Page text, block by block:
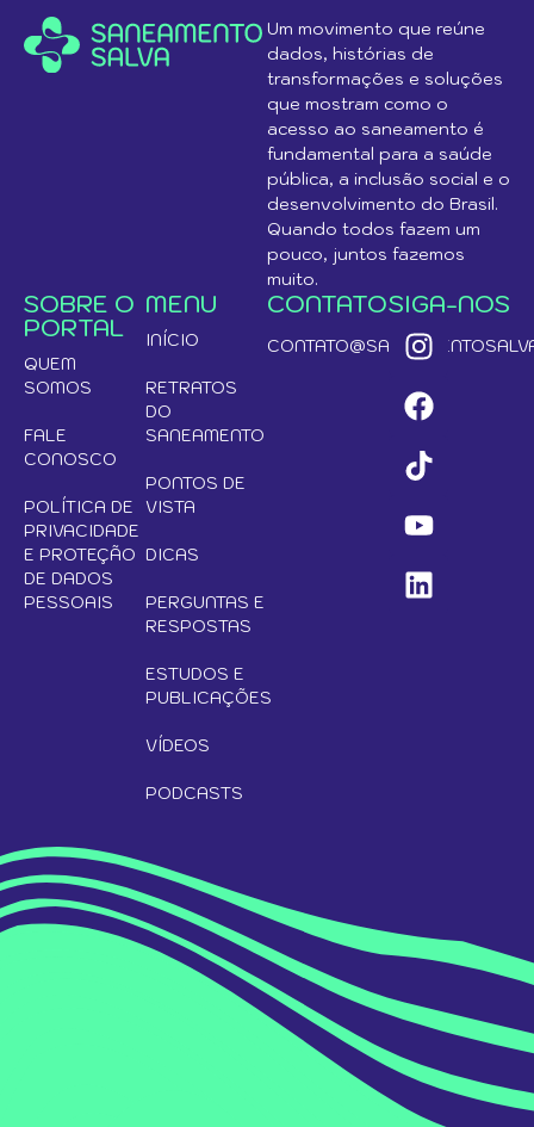
Um movimento que reúne
dados, histórias de
transformações e soluções
que mostram como o
acesso ao saneamento é
fundamental para a saúde
pública, a inclusão social e o
desenvolvimento do Brasil.
Quando todos fazem um
pouco, juntos fazemos
muito.
SOBRE O
PORTAL
QUEM
SOMOS
FALE
CONOSCO
POLÍTICA DE
PRIVACIDADE
E PROTEÇÃO
DE DADOS
PESSOAIS
MENU
INÍCIO
RETRATOS
DO
SANEAMENTO
PONTOS DE
VISTA
DICAS
PERGUNTAS E
RESPOSTAS
ESTUDOS E
PUBLICAÇÕES
VÍDEOS
PODCASTS
CONTATOSIGA-NOS